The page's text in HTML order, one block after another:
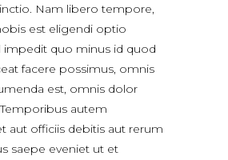
Nam libero tempore,
est eligendi optio
impedit quo minus id quod
facere possimus, omnis
est, omnis dolor
autem
aut officiis debitis aut rerum
saepe eveniet ut et